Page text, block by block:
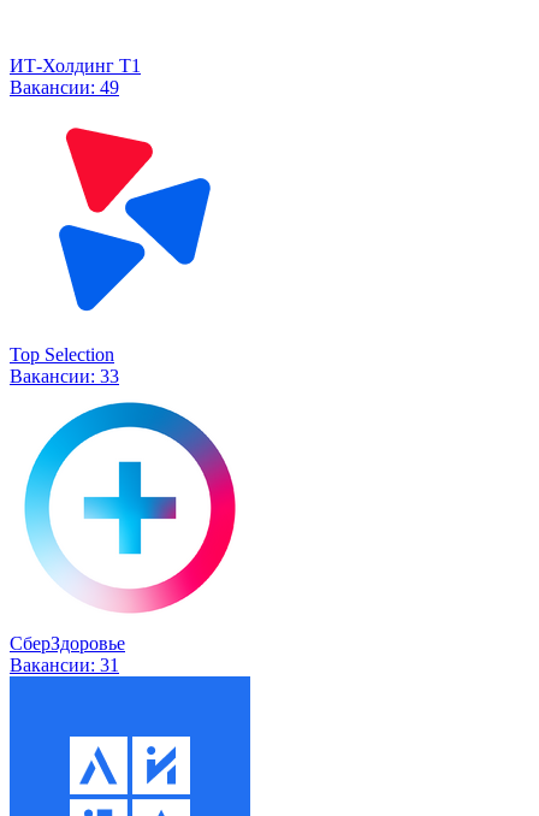
ИТ-Холдинг Т1
Вакансии: 49
Top Selection
Вакансии: 33
СберЗдоровье
Вакансии: 31